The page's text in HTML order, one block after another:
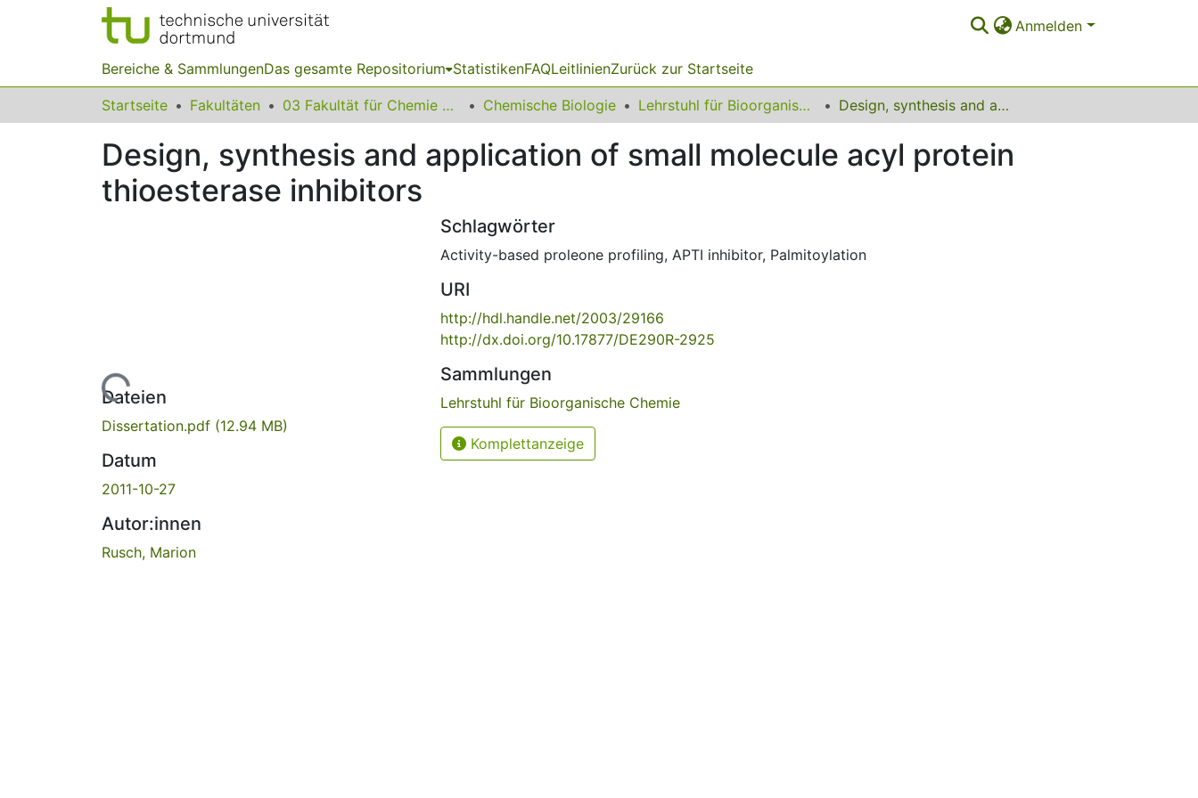
Anmelden
Bereiche & SammlungenDas gesamte Repositorium StatistikenFAQLeitlinienZurück zur Startseite
Startseite Fakultäten 03 Fakultät für Chemie und Chemische Biologie Chemische Biologie Lehrstuhl für Bioorganische Chemie Design, synthesis and application of small molecule acyl protein thioesterase inhibitors
Design, synthesis and application of small molecule acyl protein
thioesterase inhibitors
Lade...
Dateien
Dissertation.pdf (12.94 MB)
Datum
2011-10-27
Autor:innen
Rusch, Marion
Schlagwörter
Activity-based proleone profiling, APTI inhibitor, Palmitoylation
URI
http://hdl.handle.net/2003/29166
http://dx.doi.org/10.17877/DE290R-2925
Sammlungen
Lehrstuhl für Bioorganische Chemie
Komplettanzeige